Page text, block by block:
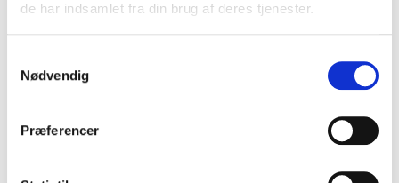
de har indsamlet fra din brug af deres tjenester.
Nødvendig
Præferencer